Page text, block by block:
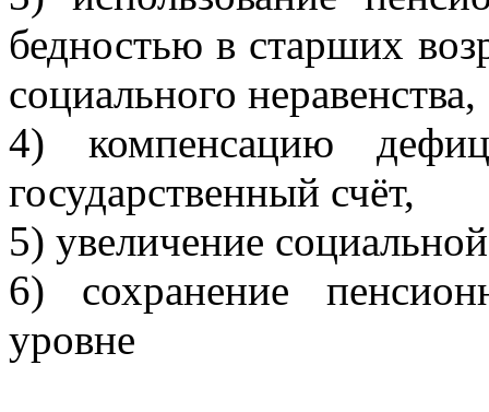
бедностью в старших
социального неравенства,
4) компенсацию
государственный счёт,
5) увеличение
6) сохранение
уровне